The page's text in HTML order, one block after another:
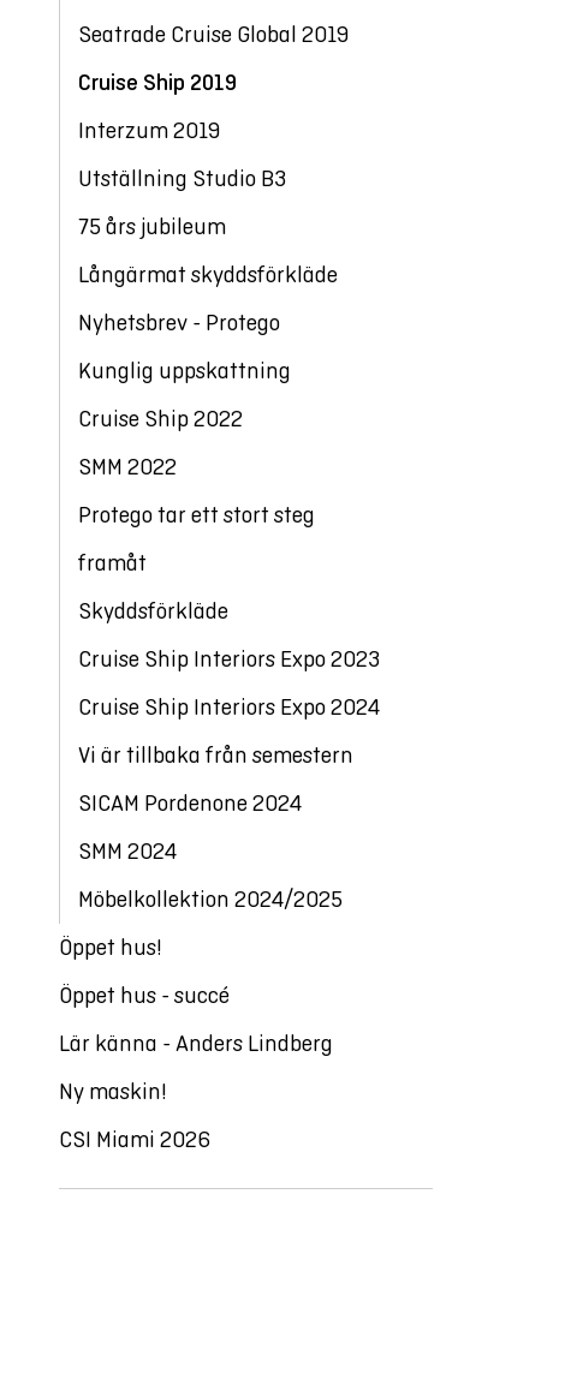
Seatrade Cruise Global 2019
Cruise Ship 2019
Interzum 2019
Utställning Studio B3
75 års jubileum
Långärmat skyddsförkläde
Nyhetsbrev - Protego
Kunglig uppskattning
Cruise Ship 2022
SMM 2022
Protego tar ett stort steg
framåt
Skyddsförkläde
Cruise Ship Interiors Expo 2023
Cruise Ship Interiors Expo 2024
Vi är tillbaka från semestern
SICAM Pordenone 2024
SMM 2024
Möbelkollektion 2024/2025
Öppet hus!
Öppet hus - succé
Lär känna - Anders Lindberg
Ny maskin!
CSI Miami 2026